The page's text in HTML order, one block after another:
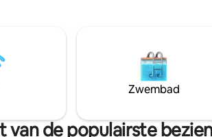
en 2 mijl van uptown
en 40% korting voor verblijven
de deur
praktisch
artistieke
Zwembad
van de populairste